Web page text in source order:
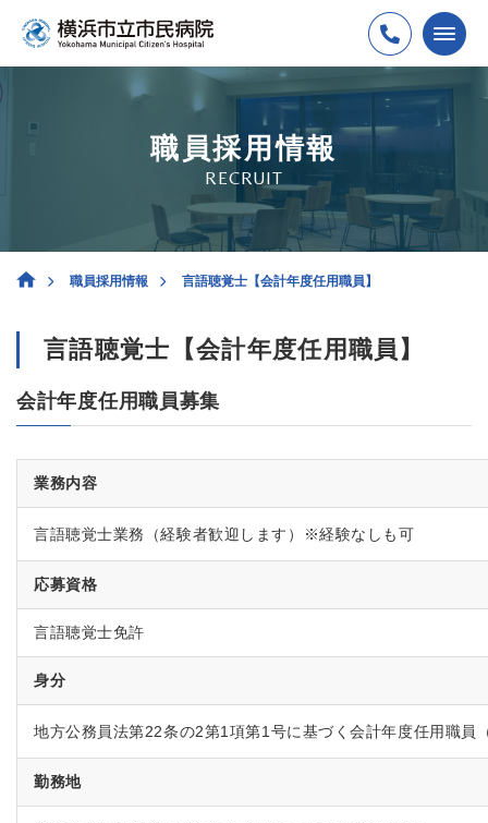
職員採用情報
RECRUIT
職員採用情報 言語聴覚士【会計年度任用職員】
言語聴覚士【会計年度任用職員】
会計年度任用職員募集
業務内容
言語聴覚士業務（経験者歓迎します）※経験なしも可
応募資格
言語聴覚士免許
身分
地方公務員法第22条の2第1項第1号に基づく会計年度任用職員
勤務地